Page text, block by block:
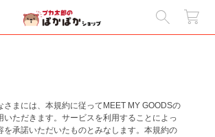
まには、本規約に従ってMEET MY GOODSの
いただきます。サービスを利用することによっ
を承諾いただいたものとみなします。本規約の